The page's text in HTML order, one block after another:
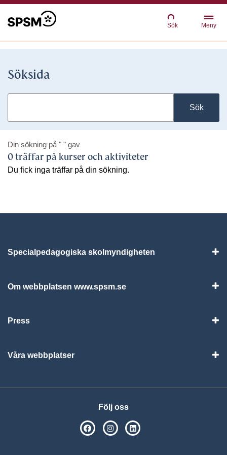
Sök Meny
Söksida
Sök
Din sökning på " " gav
0 träffar på kurser och aktiviteter
Du fick inga träffar på din sökning.
Specialpedagogiska skolmyndigheten
Om webbplatsen www.spsm.se
Press
Våra webbplatser
Följ oss
SPSM på Facebook
SPSM på Instagram